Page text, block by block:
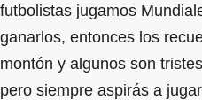
futbolistas jugamos
ganarlos, entonces los
montón y algunos son
pero siempre aspirás a